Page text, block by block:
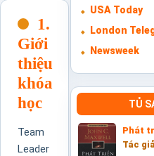
1.
Giới
thiệu
khóa
học
Team
Leader
USA Today
London
Newsweek
TỦ
Phát
Tác